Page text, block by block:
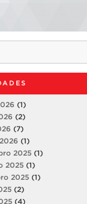
(1)
(2)
(7)
(1)
2025 (1)
2025 (1)
2025 (1)
(2)
(4)